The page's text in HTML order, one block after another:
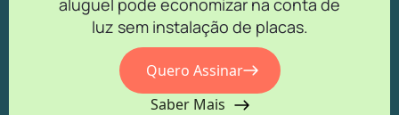
aluguel pode economizar na conta de
luz sem instalação de placas.
Quero Assinar
Saber Mais